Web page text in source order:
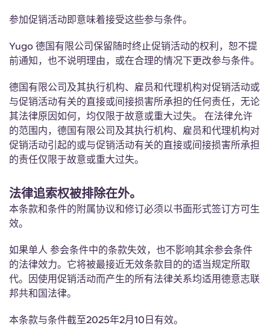
Deutsch
French
Portuguese
参加促销活动即意味着接受这些参与条件。
Yugo 德国有限公司保留随时终止促销活动的权利，恕不提
前通知，也不说明理由，或在合理的情况下更改参与条件。
德国有限公司及其执行机构、雇员和代理机构对促销活动或
与促销活动有关的直接或间接损害所承担的任何责任，无论
其法律原因如何，均仅限于故意或重大过失。 在法律允许
的范围内，德国有限公司及其执行机构、雇员和代理机构对
促销活动引起的或与促销活动有关的直接或间接损害所承担
的责任仅限于故意或重大过失。
法律追索权被排除在外。
本条款和条件的附属协议和修订必须以书面形式签订方可生
效。
如果单人 参会条件中的条款失效，也不影响其余参会条件
的法律效力。它将被最接近无效条款目的的适当规定所取
代。因使用促销活动而产生的所有法律关系均适用德意志联
邦共和国法律。
本条款与条件截至2025年2月10日有效。